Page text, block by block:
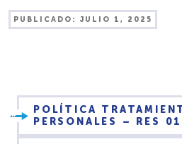
PUBLICADO: JULIO 1, 2025
POLÍTICA
PERSONALES – RES